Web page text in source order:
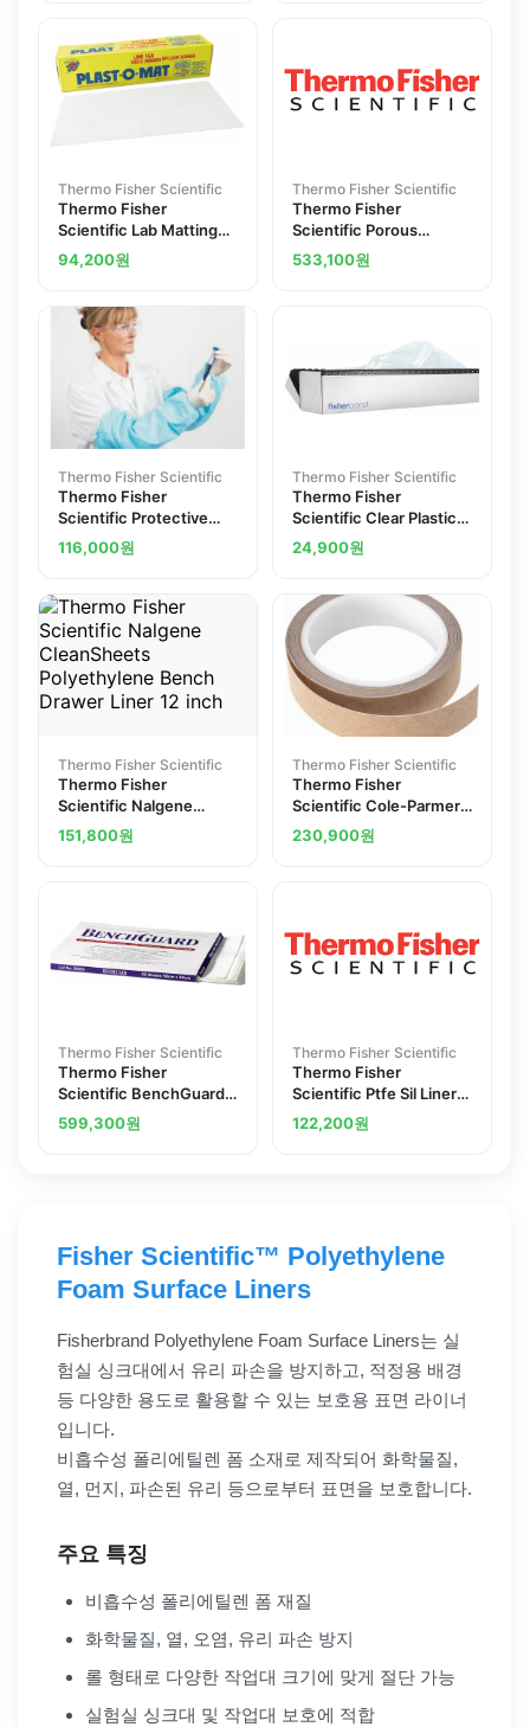
Thermo Fisher Scientific
Thermo Fisher
Scientific Lab Matting
30 in. x 15 ft. 76cm x
4.4m
94,200원
Thermo Fisher Scientific
Thermo Fisher
Scientific Porous
Polyethylene Sheets
22164426
533,100원
Thermo Fisher Scientific
Thermo Fisher
Scientific Protective
Polyethylene Sleeve
Covers
116,000원
Thermo Fisher Scientific
Thermo Fisher
Scientific Clear Plastic
Wrap
24,900원
Thermo Fisher Scientific
Thermo Fisher
Scientific Nalgene
CleanSheets
Polyethylene Bench
151,800원
Thermo Fisher Scientific
Thermo Fisher
Scientific Cole-Parmer
Extra-Thick PTFE
Adhesive Tape 1 in. W
230,900원
Thermo Fisher Scientific
Thermo Fisher
Scientific BenchGuard
Absorbent Bench
Protector tear-off roll
599,300원
Thermo Fisher Scientific
Thermo Fisher
Scientific Ptfe Sil Liner
45M BEL-5637-00030
122,200원
Fisher Scientific™ Polyethylene
Foam Surface Liners
Fisherbrand Polyethylene Foam Surface Liners는 실
험실 싱크대에서 유리 파손을 방지하고, 적정용 배경
등 다양한 용도로 활용할 수 있는 보호용 표면 라이너
입니다.
비흡수성 폴리에틸렌 폼 소재로 제작되어 화학물질,
열, 먼지, 파손된 유리 등으로부터 표면을 보호합니다.
주요 특징
비흡수성 폴리에틸렌 폼 재질
화학물질, 열, 오염, 유리 파손 방지
롤 형태로 다양한 작업대 크기에 맞게 절단 가능
실험실 싱크대 및 작업대 보호에 적합